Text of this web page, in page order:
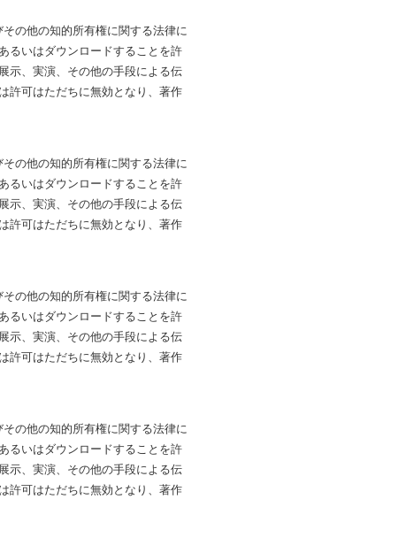
の他の知的所有権に関する法律に
るいはダウンロードすることを許
示、実演、その他の手段による伝
許可はただちに無効となり、著作
の他の知的所有権に関する法律に
るいはダウンロードすることを許
示、実演、その他の手段による伝
許可はただちに無効となり、著作
の他の知的所有権に関する法律に
るいはダウンロードすることを許
示、実演、その他の手段による伝
許可はただちに無効となり、著作
の他の知的所有権に関する法律に
るいはダウンロードすることを許
示、実演、その他の手段による伝
許可はただちに無効となり、著作